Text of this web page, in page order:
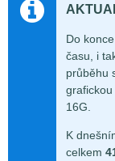
Do
času, i
průběhu
16G.
K
celkem